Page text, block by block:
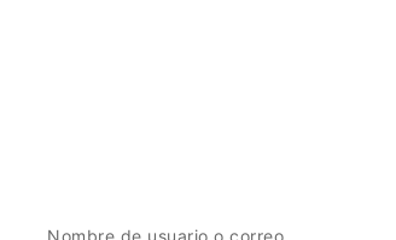
Nombre de usuario o correo